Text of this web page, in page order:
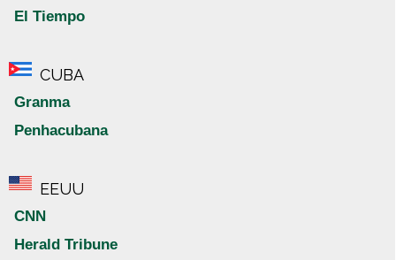
El Tiempo
CUBA
Granma
Penhacubana
EEUU
CNN
Herald Tribune